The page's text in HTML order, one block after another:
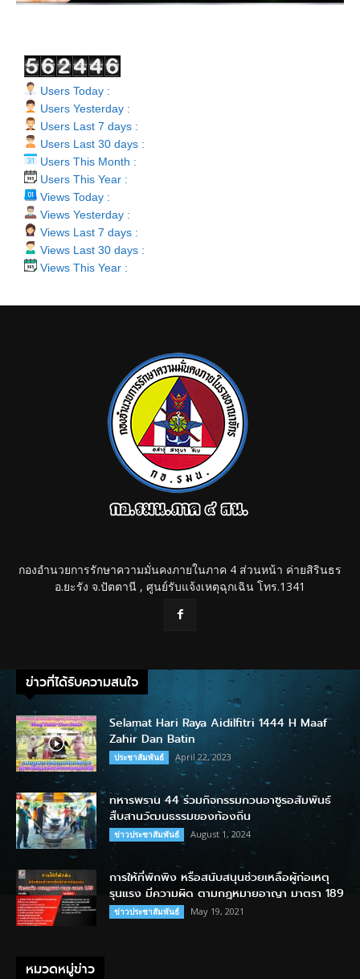
Users Today :
Users Yesterday :
Users Last 7 days :
Users Last 30 days :
Users This Month :
Users This Year :
Views Today :
Views Yesterday :
Views Last 7 days :
Views Last 30 days :
Views This Year :
กองอำนวยการรักษาความมั่นคงภายในภาค 4 ส่วนหน้า ค่ายสิรินธร
อ.ยะรัง จ.ปัตตานี , ศูนย์รับแจ้งเหตุฉุกเฉิน โทร.1341
ข่าวที่ได้รับความสนใจ
Selamat Hari Raya Aidilfitri 1444 H Maaf
Zahir Dan Batin
ประชาสัมพันธ์ April 22, 2023
ทหารพราน 44 ร่วมกิจกรรมกวนอาซูรอสัมพันธ์
สืบสานวัฒนธรรมของท้องถิ่น
ข่าวประชาสัมพันธ์ August 1, 2024
การให้ที่พักพิง หรือสนับสนุนช่วยเหลือผู้ก่อเหตุ
รุนแรง มีความผิด ตามกฎหมายอาญา มาตรา 189
ข่าวประชาสัมพันธ์ May 19, 2021
หมวดหมู่ข่าว